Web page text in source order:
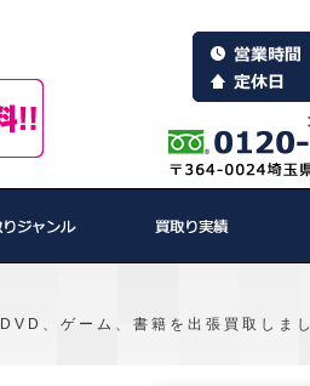
、ゲーム、書籍を出張買取しまし